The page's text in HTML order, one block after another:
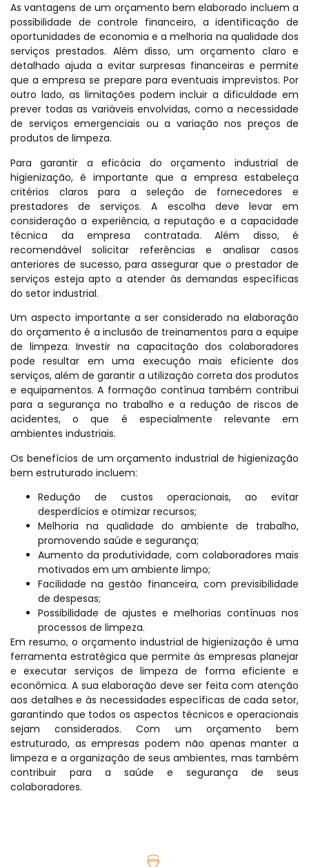
As vantagens de um orçamento bem elaborado incluem a
possibilidade de controle financeiro, a identificação de
oportunidades de economia e a melhoria na qualidade dos
serviços prestados. Além disso, um orçamento claro e
detalhado ajuda a evitar surpresas financeiras e permite
que a empresa se prepare para eventuais imprevistos. Por
outro lado, as limitações podem incluir a dificuldade em
prever todas as variáveis envolvidas, como a necessidade
de serviços emergenciais ou a variação nos preços de
produtos de limpeza.
Para garantir a eficácia do orçamento industrial de
higienização, é importante que a empresa estabeleça
critérios claros para a seleção de fornecedores e
prestadores de serviços. A escolha deve levar em
consideração a experiência, a reputação e a capacidade
técnica da empresa contratada. Além disso, é
recomendável solicitar referências e analisar casos
anteriores de sucesso, para assegurar que o prestador de
serviços esteja apto a atender às demandas específicas
do setor industrial.
Um aspecto importante a ser considerado na elaboração
do orçamento é a inclusão de treinamentos para a equipe
de limpeza. Investir na capacitação dos colaboradores
pode resultar em uma execução mais eficiente dos
serviços, além de garantir a utilização correta dos produtos
e equipamentos. A formação contínua também contribui
para a segurança no trabalho e a redução de riscos de
acidentes, o que é especialmente relevante em
ambientes industriais.
Os benefícios de um orçamento industrial de higienização
bem estruturado incluem:
Redução de custos operacionais, ao evitar
desperdícios e otimizar recursos;
Melhoria na qualidade do ambiente de trabalho,
promovendo saúde e segurança;
Aumento da produtividade, com colaboradores mais
motivados em um ambiente limpo;
Facilidade na gestão financeira, com previsibilidade
de despesas;
Possibilidade de ajustes e melhorias contínuas nos
processos de limpeza.
Em resumo, o orçamento industrial de higienização é uma
ferramenta estratégica que permite às empresas planejar
e executar serviços de limpeza de forma eficiente e
econômica. A sua elaboração deve ser feita com atenção
aos detalhes e às necessidades específicas de cada setor,
garantindo que todos os aspectos técnicos e operacionais
sejam considerados. Com um orçamento bem
estruturado, as empresas podem não apenas manter a
limpeza e a organização de seus ambientes, mas também
contribuir para a saúde e segurança de seus
colaboradores.